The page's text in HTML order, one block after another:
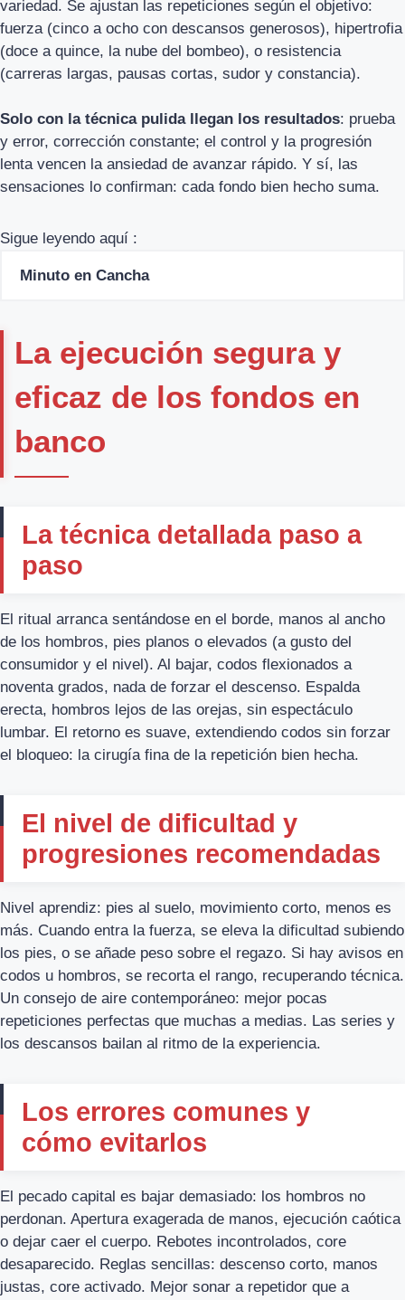
variedad. Se ajustan las repeticiones según el objetivo:
fuerza (cinco a ocho con descansos generosos), hipertrofia
(doce a quince, la nube del bombeo), o resistencia
(carreras largas, pausas cortas, sudor y constancia).
Solo con la técnica pulida llegan los resultados: prueba
y error, corrección constante; el control y la progresión
lenta vencen la ansiedad de avanzar rápido. Y sí, las
sensaciones lo confirman: cada fondo bien hecho suma.
Sigue leyendo aquí :
Minuto en Cancha
La ejecución segura y
eficaz de los fondos en
banco
La técnica detallada paso a
paso
El ritual arranca sentándose en el borde, manos al ancho
de los hombros, pies planos o elevados (a gusto del
consumidor y el nivel). Al bajar, codos flexionados a
noventa grados, nada de forzar el descenso. Espalda
erecta, hombros lejos de las orejas, sin espectáculo
lumbar. El retorno es suave, extendiendo codos sin forzar
el bloqueo: la cirugía fina de la repetición bien hecha.
El nivel de dificultad y
progresiones recomendadas
Nivel aprendiz: pies al suelo, movimiento corto, menos es
más. Cuando entra la fuerza, se eleva la dificultad subiendo
los pies, o se añade peso sobre el regazo. Si hay avisos en
codos u hombros, se recorta el rango, recuperando técnica.
Un consejo de aire contemporáneo: mejor pocas
repeticiones perfectas que muchas a medias. Las series y
los descansos bailan al ritmo de la experiencia.
Los errores comunes y
cómo evitarlos
El pecado capital es bajar demasiado: los hombros no
perdonan. Apertura exagerada de manos, ejecución caótica
o dejar caer el cuerpo. Rebotes incontrolados, core
desaparecido. Reglas sencillas: descenso corto, manos
justas, core activado. Mejor sonar a repetidor que a